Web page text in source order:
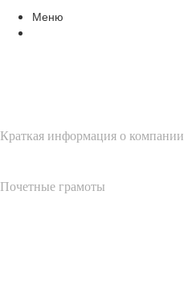
Меню
Краткая информация о компании
Почетные грамоты